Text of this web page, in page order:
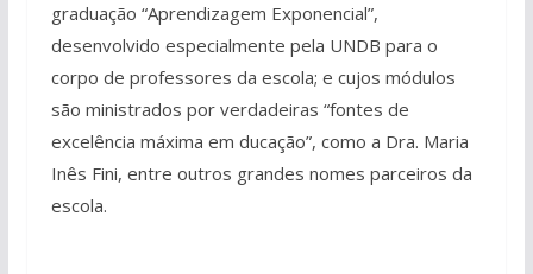
graduação “Aprendizagem Exponencial”,
desenvolvido especialmente pela UNDB para o
corpo de professores da escola; e cujos módulos
são ministrados por verdadeiras “fontes de
excelência máxima em ducação”, como a Dra. Maria
Inês Fini, entre outros grandes nomes parceiros da
escola.